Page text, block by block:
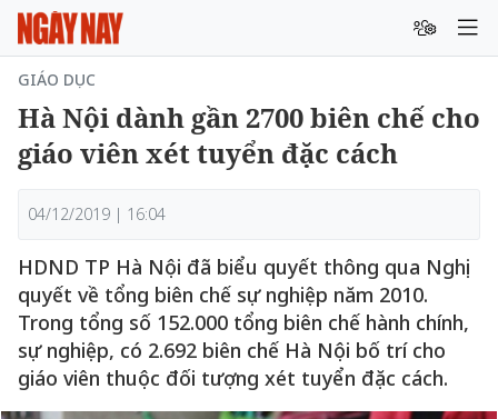
GIÁO DỤC
Hà Nội dành gần 2700 biên chế cho
giáo viên xét tuyển đặc cách
04/12/2019 | 16:04
HDND TP Hà Nội đã biểu quyết thông qua Nghị
quyết về tổng biên chế sự nghiệp năm 2010.
Trong tổng số 152.000 tổng biên chế hành chính,
sự nghiệp, có 2.692 biên chế Hà Nội bố trí cho
giáo viên thuộc đối tượng xét tuyển đặc cách.